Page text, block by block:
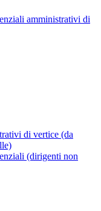
amministrativi di
di vertice (da
(dirigenti non